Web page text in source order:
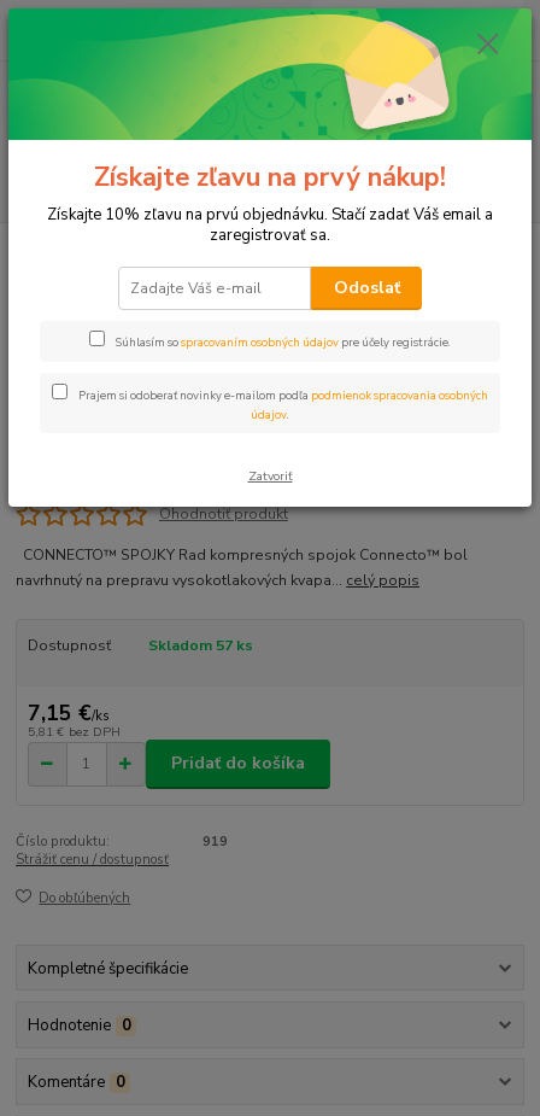
Menu
(Po-Pia, 8-17 hod.)
ks
za0 €
T-kus reduk. 40x32x40 PROFI
T-kus reduk. 40x32x40 PROFI
Ohodnotiť produkt
CONNECTO™ SPOJKY Rad kompresných spojok Connecto™ bol
navrhnutý na prepravu vysokotlakových kvapa... celý popis
Dostupnosť Skladom 57 ks
7,15 €/ks
5,81 € bez DPH
Pridať do košíka
Číslo produktu:
919
Strážiť cenu / dostupnosť
Do obľúbených
Kompletné špecifikácie
Hodnotenie 0
Komentáre 0
Získajte zľavu na prvý nákup!
Získajte 10% zľavu na prvú objednávku. Stačí zadať Váš email a
zaregistrovať sa.
Odoslať
Súhlasím sospracovaním osobných údajov pre účely registrácie.
Prajem si odoberať novinky e-mailom podľa podmienok spracovania osobných
údajov
Zatvoriť